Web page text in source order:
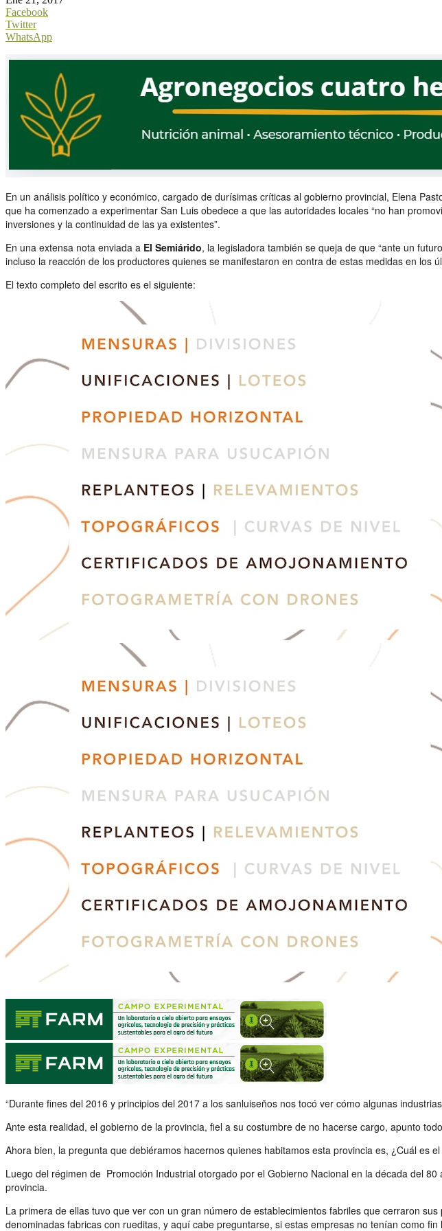
Facebook
Twitter
WhatsApp
En un análisis político y económico, cargado de durísimas críticas al gobierno provincial, Elena
que ha comenzado a experimentar San Luis obedece a que las autoridades locales “no han
inversiones y la continuidad de las ya existentes”.
En una extensa nota enviada a El Semiárido, la legisladora también se queja de que “ante un
incluso la reacción de los productores quienes se manifestaron en contra de estas medidas en los
El texto completo del escrito es el siguiente:
“Durante fines del 2016 y principios del 2017 a los sanluiseños nos tocó ver cómo algunas
Ante esta realidad, el gobierno de la provincia, fiel a su costumbre de no hacerse cargo, apunto
Ahora bien, la pregunta que debiéramos hacernos quienes habitamos esta provincia es, ¿Cuál es
Luego del régimen de Promoción Industrial otorgado por el Gobierno Nacional en la década del
provincia.
La primera de ellas tuvo que ver con un gran número de establecimientos fabriles que cerraron
denominadas fabricas con rueditas, y aquí cabe preguntarse, si estas empresas no tenían como